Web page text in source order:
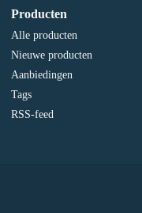
Producten
Alle producten
Nieuwe producten
Aanbiedingen
Tags
RSS-feed